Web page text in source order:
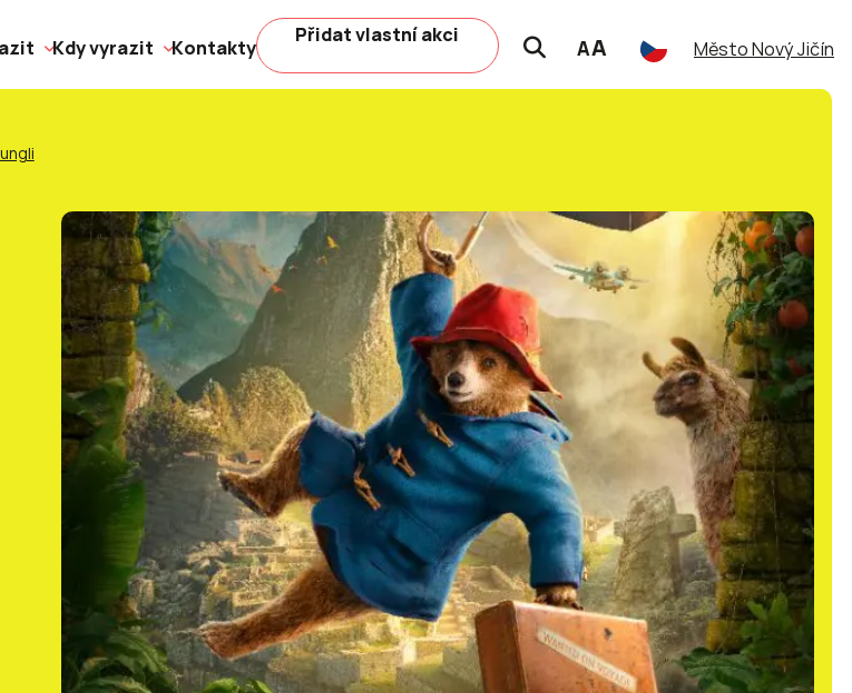
Kdy vyrazit Kontakty
Přidat vlastní akci
AA Město Nový Jičín